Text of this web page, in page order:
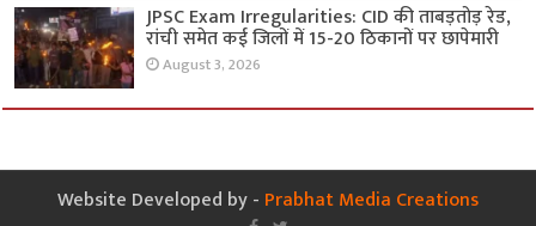
JPSC Exam Irregularities: CID की ताबड़तोड़ रेड,
रांची समेत कई जिलों में 15-20 ठिकानों पर छापेमारी
August 3, 2026
Website Developed by - Prabhat Media Creations